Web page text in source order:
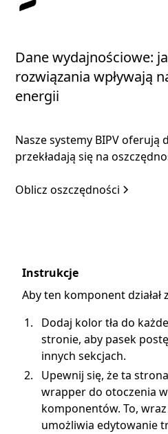
Dane wydajnościowe:
rozwiązania wpływają
energii
Nasze systemy BIPV oferują
przekładają się na
Oblicz oszczędności
Instrukcje
Aby ten komponent działał
Dodaj kolor tła do
stronie, aby pasek
innych sekcjach.
Upewnij się, że ta
wrapper do otoczenia
komponentów. To,
umożliwia edytowanie